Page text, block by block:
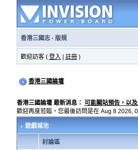
香港三國志· 版規
歡迎訪客 ( 登入 註冊)
香港三國論壇
香港三國論壇 最新消息： 可能關站預告，以
歡迎再度蒞臨，您最後訪問是在 Aug 8 2026,
遊戲城池
討論區